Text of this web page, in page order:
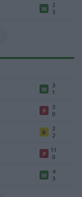
W
2
3
W
3
1
P
3
0
R
2
2
P
11
0
W
4
3